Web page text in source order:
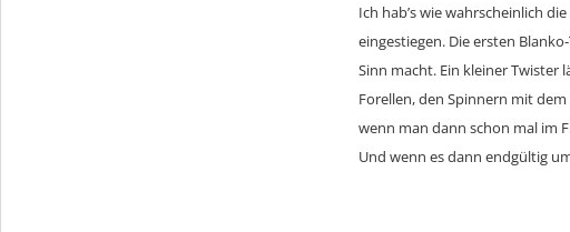
Ich hab’s wie wahrscheinlich
eingestiegen. Die ersten
Sinn macht. Ein kleiner Twister
Forellen, den Spinnern mit
wenn man dann schon mal im
Und wenn es dann endgültig